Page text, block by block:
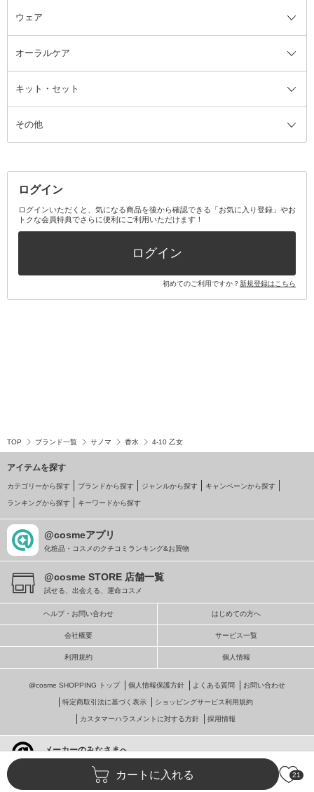
カートに入れる 21
ツィザー・毛抜き
カミソリ
ファンデーション・パウダーケー
ス
ミラー・鏡
絆創膏
ヘアバンド
ヘッドマッサージブラシ
柔軟剤
ルームフレグランス・ディフュー
ザー
アロマキャンドル
消臭剤・芳香剤
美容家電全て
ボディケア美容家電
その他美容家電
ウェア
ウェア全て
レッグウェア
オーラルケア
オーラルケア全て
歯ブラシ
その他オーラルケア
キット・セット
キット・セット全て
ボディケアキット
その他キット・セット
その他
ログイン
ログインいただくと、気になる商品を後から確認できる「お気に入り登録」やお
トクな会員特典でさらに便利にご利用いただけます！
ログイン
初めてのご利用ですか？新規登録はこちら
TOP ブランド一覧 サノマ 香水 4-10 乙女
アイテムを探す
カテゴリーから探す ブランドから探す ジャンルから探す キャンペーンから探す
ランキングから探す キーワードから探す
@cosmeアプリ
化粧品・コスメのクチコミランキング&お買物
@cosme STORE 店舗一覧
試せる、出会える、運命コスメ
ヘルプ・お問い合わせ はじめての方へ
会社概要 サービス一覧
利用規約 個人情報
@cosme SHOPPING トップ 個人情報保護方針 よくある質問 お問い合わせ
特定商取引法に基づく表示 ショッピングサービス利用規約
カスタマーハラスメントに対する方針 採用情報
メーカーのみなさまへ